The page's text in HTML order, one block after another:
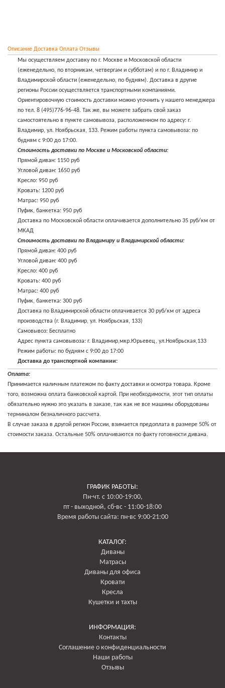
Описание Доставка Оплата Отзывы
Мы осуществляем доставку по г. Москве и Московской области
(еженедельно, по вторникам, четвергам и субботам) и по г. Владимир и
Владимирской области (еженедельно, по будням). Доставка в другие
регионы России осуществляется транспортными компаниями.
Ориентировочную стоимость доставки можно уточнить у нашего менеджера
по тел. 8 (495)776-96-48. Так же, вы можете забрать свой заказ
самостоятельно в пункте самовывоза, расположенном по адресу: г.
Владимир, ул. Ноябрьская, 133. Режим работы пункта самовывоза: по
будням с 9:00 до 17:00.
Стоимость доставки по Москве и Московской области:
Прямой диван: 1150 руб
Угловой диван: 1650 руб
Кресло: 950 руб
Кровать: 1200 руб
Матрас: 950 руб
Пуфик, банкетка: 950 руб
Доставка по Московской области оплачивается дополнительно 35 руб/км от
МКАД
Стоимость доставки по Владимиру и Владимирской области:
Прямой диван: 400 руб
Угловой диван: 400 руб
Кресло: 400 руб
Кровать: 400 руб
Матрас: 400 руб
Пуфик, банкетка: 300 руб
Доставка по Владимирской области оплачивается 30 руб/км от адреса
производства (г. Владимир, ул. Ноябрьская, 133)
Самовывоз: Бесплатно
Адрес пункта самовывоза: г. Владимир,мкр.Юрьевец, ул.Ноябрьская,133
Режим работы: по будням с 9:00 до 17:00
Доставка до транспортной компании:
Доставка до транспортной компании, филиал в г. Москва: по тарифу доставки
Стоимость дополнительных услуг:
Прямой диван: 500 руб
Кресло: 500 руб
Оплата:
Принимается наличным платежом по факту доставки и осмотра товара. Кроме
того, возможна оплата банковской картой. При необходимости, этот тип оплаты
обязательно нужно это указать в заказе, так как не все машины оборудованы
терминалом безналичного рассчета.
В случае заказа в другой регион России, взимается предоплата в размере 50% от
стоимости заказа. Остальные 50% оплачиваются по факту готовности дивана.
ГРАФИК РАБОТЫ:
Пн-чт. с 10:00-19:00,
пт - выходной, сб-вс - 11:00-18:00
Время работы сайта: пн-вс 9:00-21:00
КАТАЛОГ:
Диваны
Матрасы
Диваны для офиса
Кровати
Кресла
Кушетки и тахты
ИНФОРМАЦИЯ:
Контакты
Соглашение о конфиденциальности
Наши работы
Отзывы